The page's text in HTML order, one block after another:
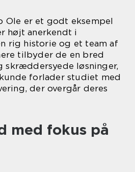
Ole er et godt eksempel
højt anerkendt i
rig historie og et team af
tilbyder de en bred
skræddersyede løsninger,
forlader studiet med
der overgår deres
med fokus på